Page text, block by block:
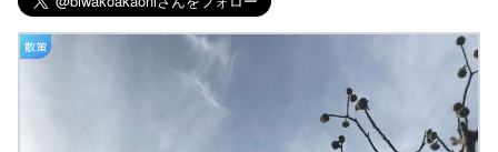
散策